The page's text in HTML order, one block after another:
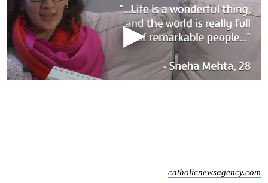
catholicnewsagency.com